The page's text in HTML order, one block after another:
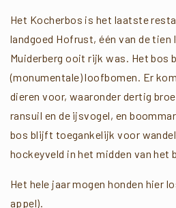
Het Kocherbos is het laatste
landgoed Hofrust, één van de tien
Muiderberg ooit rijk was. Het bos
(monumentale) loofbomen. Er
dieren voor, waaronder dertig
ransuil en de ijsvogel, en
bos blijft toegankelijk voor
hockeyveld in het midden van het
Het hele jaar mogen honden hier
appel).